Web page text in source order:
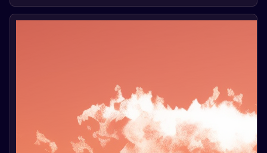
важные оптимизации, сократив потребление памяти на
несколько гигабайт. Команда разработчиков продолжает